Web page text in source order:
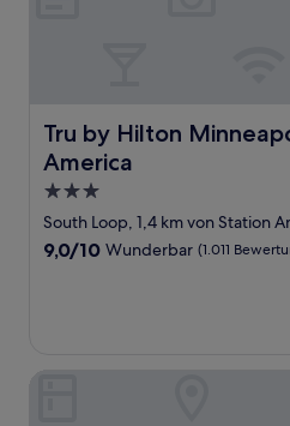
Tru by Hilton
America
Tru by Hilton Minneapolis
3.0-
Sterne-
Unterkunft
South Loop, 1,4 km von Station
9.0
9,0/10 Wunderbar (1.011
Holiday Inn Express &